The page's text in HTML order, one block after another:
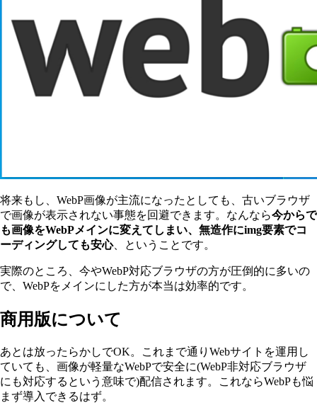
将来もし、WebP画像が主流になったとしても、古いブラウザ
で画像が表示されない事態を回避できます。なんなら今からで
も画像をWebPメインに変えてしまい、無造作にimg要素でコ
ーディングしても安心、ということです。
実際のところ、今やWebP対応ブラウザの方が圧倒的に多いの
で、WebPをメインにした方が本当は効率的です。
商用版について
あとは放ったらかしでOK。これまで通りWebサイトを運用し
ていても、画像が軽量なWebPで安全に(WebP非対応ブラウザ
にも対応するという意味で)配信されます。これならWebPも悩
まず導入できるはず。